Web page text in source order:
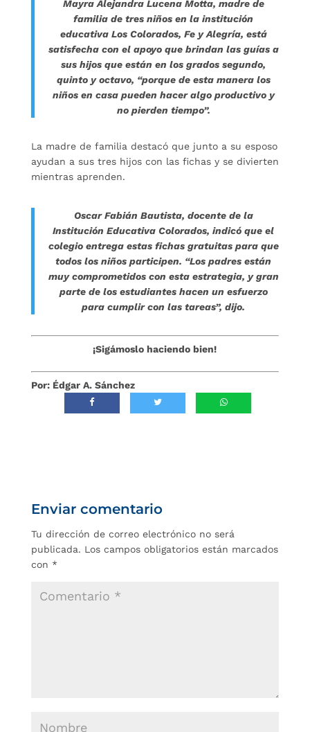
Mayra Alejandra Lucena Motta, madre de
familia de tres niños en la institución
educativa Los Colorados, Fe y Alegría, está
satisfecha con el apoyo que brindan las guías a
sus hijos que están en los grados segundo,
quinto y octavo, “porque de esta manera los
niños en casa pueden hacer algo productivo y
no pierden tiempo”.
La madre de familia destacó que junto a su esposo
ayudan a sus tres hijos con las fichas y se divierten
mientras aprenden.
Oscar Fabián Bautista, docente de la
Institución Educativa Colorados, indicó que el
colegio entrega estas fichas gratuitas para que
todos los niños participen. “Los padres están
muy comprometidos con esta estrategia, y gran
parte de los estudiantes hacen un esfuerzo
para cumplir con las tareas”, dijo.
¡Sigámoslo haciendo bien!
Por: Édgar A. Sánchez
Enviar comentario
Tu dirección de correo electrónico no será
publicada. Los campos obligatorios están marcados
con *